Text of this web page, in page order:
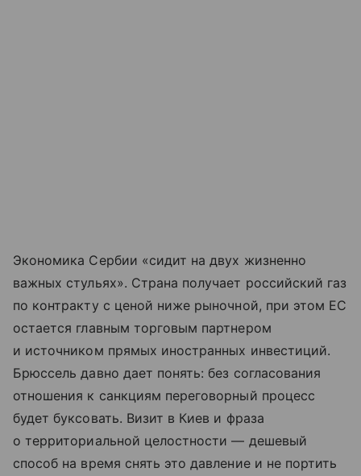
Экономика Сербии «сидит на двух жизненно
важных стульях». Страна получает российский газ
по контракту с ценой ниже рыночной, при этом ЕС
остается главным торговым партнером
и источником прямых иностранных инвестиций.
Брюссель давно дает понять: без согласования
отношения к санкциям переговорный процесс
будет буксовать. Визит в Киев и фраза
о территориальной целостности — дешевый
способ на время снять это давление и не портить